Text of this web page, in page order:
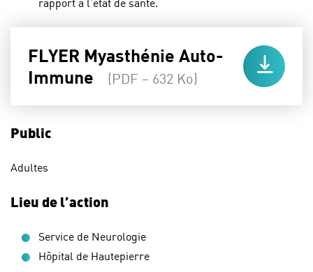
FLYER Myasthénie Auto-
Immune
(PDF – 632 Ko)
Public
Adultes
Lieu de l’action
Service de Neurologie
Hôpital de Hautepierre